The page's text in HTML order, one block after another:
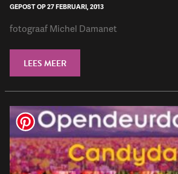
GEPOST OP 27 FEBRUARI, 2013
fotograaf Michel Damanet
LEES MEER